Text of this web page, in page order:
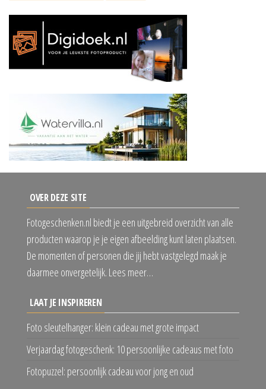
OVER DEZE SITE
Fotogeschenken.nl biedt je een uitgebreid overzicht van alle
producten waarop je je eigen afbeelding kunt laten plaatsen.
De momenten of personen die jij hebt vastgelegd maak je
daarmee onvergetelijk. Lees meer…
LAAT JE INSPIREREN
Foto sleutelhanger: klein cadeau met grote impact
Verjaardag fotogeschenk: 10 persoonlijke cadeaus met foto
Fotopuzzel: persoonlijk cadeau voor jong en oud